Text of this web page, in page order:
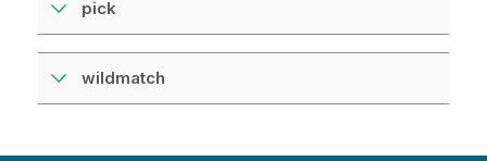
pick
wildmatch